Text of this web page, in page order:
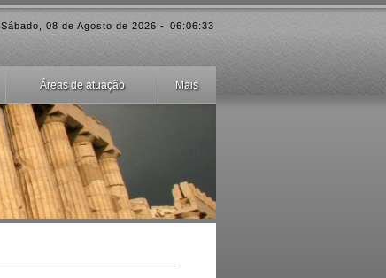
Sábado 08 de Agosto de 2026 - 06:06:34
Áreas de atuação Mais